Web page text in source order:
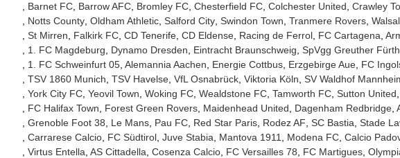
Barnet FC Barrow AFC Bromley FC Chesterfield FC Colchester United Crawley
Notts County Oldham Athletic Salford City Swindon Town Tranmere Rovers
St Mirren
Falkirk FC CD Tenerife CD Eldense Racing de Ferrol FC Cartagena
1. FC Magdeburg
Dynamo Dresden Eintracht Braunschweig SpVgg Greuther Fürth
1. FC Schweinfurt 05 Alemannia Aachen Energie Cottbus Erzgebirge Aue FC
TSV 1860 Munich TSV Havelse VfL Osnabrück Viktoria Köln SV Waldhof
York City FC Yeovil Town Woking FC Wealdstone FC Tamworth FC Sutton United
FC Halifax Town
Forest Green Rovers Maidenhead United Dagenham Redbridge
Grenoble Foot 38
Le Mans Pau FC Red Star Paris Rodez AF SC Bastia Stade
Carrarese Calcio FC Südtirol Juve Stabia Mantova 1911 Modena FC Calcio
Virtus Entella AS Cittadella Cosenza Calcio FC Versailles 78 FC Martigues